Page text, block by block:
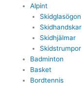
Alpint
Skidglasögon
Skidhandskar
Skidhjälmar
Skidstrumpor
Badminton
Basket
Bordtennis